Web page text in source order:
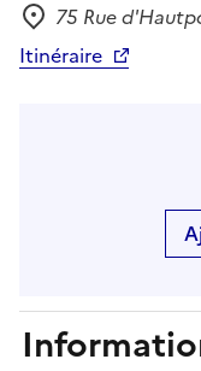
Adresse
75 Rue
Itinéraire